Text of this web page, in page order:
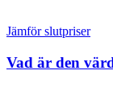
Jämför slutpriser
Vad är den